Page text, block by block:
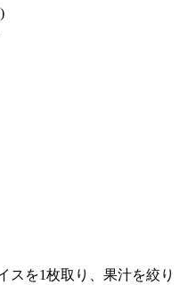
スを1枚取り、果汁を絞り